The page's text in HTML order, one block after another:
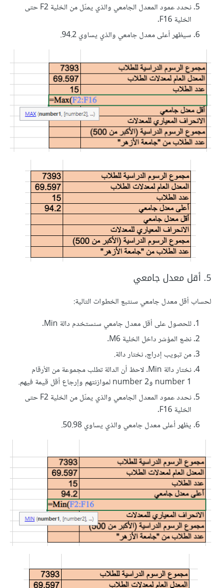
نحدد عمود المعدل الجامعي والذي يمثّل من الخلية F2 حتى
الخلية F16.
سيظهر أعلى معدل جامعي والذي يساوي 94.2.
5. أقل معدل جامعي
لحساب أقل معدل جامعي سنتبع الخطوات التالية:
للحصول على أقل معدل جامعي سنستخدم دالة Min.
نضع المؤشر داخل الخلية M6.
من تبويب إدراج، نختار دالة.
نختار دالة Min. لاحظ أن الدالة تطلب مجموعة من الأرقام
number 1 وnumber 2 لموازنتهم وإرجاع أقل قيمة فيهم.
نحدد عمود المعدل الجامعي والذي يمثّل من الخلية F2 حتى
الخلية F16.
يظهر أعلى معدل جامعي والذي يساوي 50.98.